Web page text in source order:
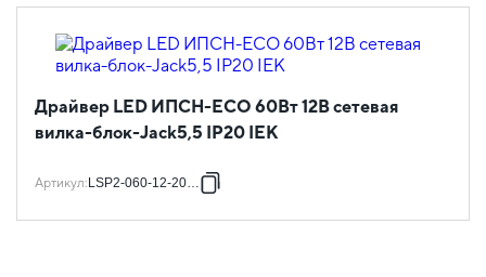
Драйвер LED ИПСН-ECO 60Вт 12В сетевая
вилка-блок-Jack5,5 IP20 IEK
Артикул:LSP2-060-12-20-11